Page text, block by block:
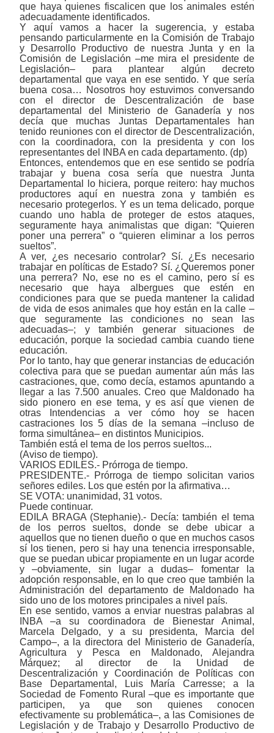
que haya quienes fiscalicen que los animales estén
adecuadamente identificados.
Y aquí vamos a hacer la sugerencia, y estaba
pensando particularmente en la Comisión de Trabajo
y Desarrollo Productivo de nuestra Junta y en la
Comisión de Legislación ‒me mira el presidente de
Legislación‒ para plantear algún decreto
departamental que vaya en ese sentido. Y que sería
buena cosa… Nosotros hoy estuvimos conversando
con el director de Descentralización de base
departamental del Ministerio de Ganadería y nos
decía que muchas Juntas Departamentales han
tenido reuniones con el director de Descentralización,
con la coordinadora, con la presidenta y con los
representantes del INBA en cada departamento. (dp)
Entonces, entendemos que en ese sentido se podría
trabajar y buena cosa sería que nuestra Junta
Departamental lo hiciera, porque reitero: hay muchos
productores aquí en nuestra zona y también es
necesario protegerlos. Y es un tema delicado, porque
cuando uno habla de proteger de estos ataques,
seguramente haya animalistas que digan: “Quieren
poner una perrera” o “quieren eliminar a los perros
sueltos”.
A ver, ¿es necesario controlar? Sí. ¿Es necesario
trabajar en políticas de Estado? Sí. ¿Queremos poner
una perrera? No, ese no es el camino, pero sí es
necesario que haya albergues que estén en
condiciones para que se pueda mantener la calidad
de vida de esos animales que hoy están en la calle ‒
que seguramente las condiciones no sean las
adecuadas‒; y también generar situaciones de
educación, porque la sociedad cambia cuando tiene
educación.
Por lo tanto, hay que generar instancias de educación
colectiva para que se puedan aumentar aún más las
castraciones, que, como decía, estamos apuntando a
llegar a las 7.500 anuales. Creo que Maldonado ha
sido pionero en ese tema, y es así que vienen de
otras Intendencias a ver cómo hoy se hacen
castraciones los 5 días de la semana ‒incluso de
forma simultánea‒ en distintos Municipios.
También está el tema de los perros sueltos...
(Aviso de tiempo).
VARIOS EDILES.- Prórroga de tiempo.
PRESIDENTE.- Prórroga de tiempo solicitan varios
señores ediles. Los que estén por la afirmativa…
SE VOTA: unanimidad, 31 votos.
Puede continuar.
EDILA BRAGA (Stephanie).- Decía: también el tema
de los perros sueltos, donde se debe ubicar a
aquellos que no tienen dueño o que en muchos casos
sí los tienen, pero si hay una tenencia irresponsable,
que se puedan ubicar propiamente en un lugar acorde
y ‒obviamente, sin lugar a dudas‒ fomentar la
adopción responsable, en lo que creo que también la
Administración del departamento de Maldonado ha
sido uno de los motores principales a nivel país.
En ese sentido, vamos a enviar nuestras palabras al
INBA ‒a su coordinadora de Bienestar Animal,
Marcela Delgado, y a su presidenta, Marcia del
Campo‒, a la directora del Ministerio de Ganadería,
Agricultura y Pesca en Maldonado, Alejandra
Márquez; al director de la Unidad de
Descentralización y Coordinación de Políticas con
Base Departamental, Luis María Carresse; a la
Sociedad de Fomento Rural ‒que es importante que
participen, ya que son quienes conocen
efectivamente su problemática‒, a las Comisiones de
Legislación y de Trabajo y Desarrollo Productivo de